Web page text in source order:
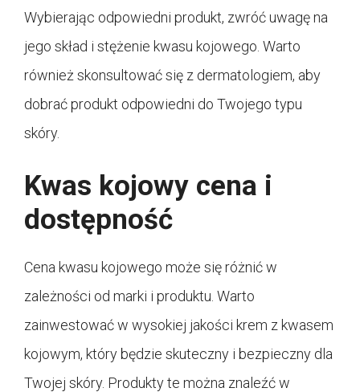
Wybierając odpowiedni produkt, zwróć uwagę na
jego skład i stężenie kwasu kojowego. Warto
również skonsultować się z dermatologiem, aby
dobrać produkt odpowiedni do Twojego typu
skóry.
Kwas kojowy cena i
dostępność
Cena kwasu kojowego może się różnić w
zależności od marki i produktu. Warto
zainwestować w wysokiej jakości krem z kwasem
kojowym, który będzie skuteczny i bezpieczny dla
Twojej skóry. Produkty te można znaleźć w